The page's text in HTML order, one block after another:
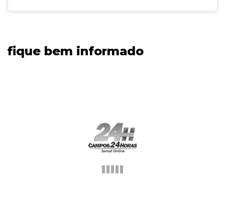
fique bem informado